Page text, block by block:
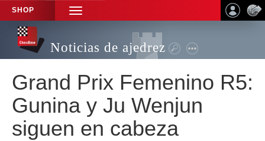
SHOP
TOGGLE
NAVIGATION
Noticias de ajedrez
Grand Prix Femenino R5:
Gunina y Ju Wenjun
siguen en cabeza